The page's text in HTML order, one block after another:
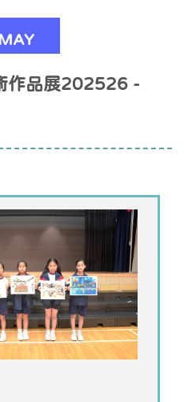
MAY
作品展202526 -